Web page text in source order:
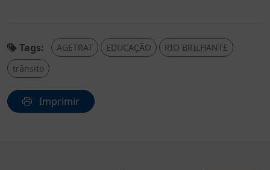
Tags: AGETRAT EDUCAÇÃO
RIO BRILHANTE
trânsito
Imprimir